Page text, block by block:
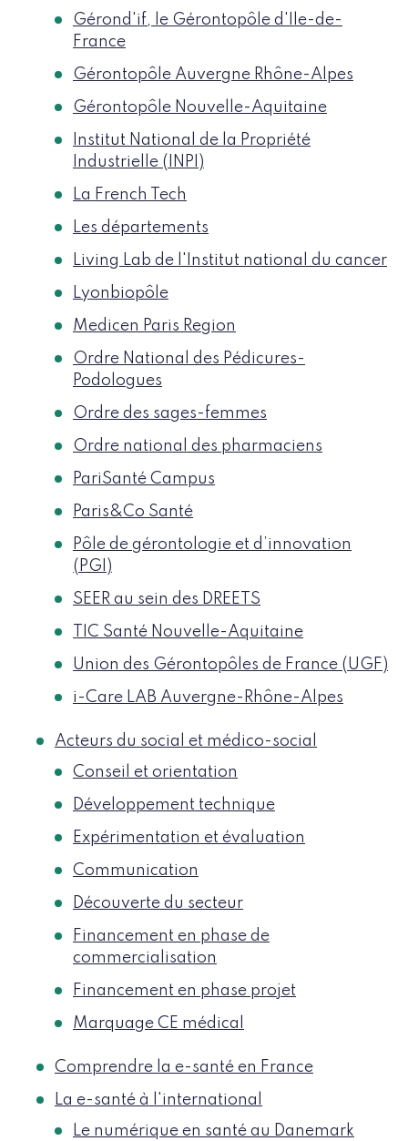
Gérond'if, le Gérontopôle d'Ile-de-
France
Gérontopôle Auvergne Rhône-Alpes
Gérontopôle Nouvelle-Aquitaine
Institut National de la Propriété
Industrielle (INPI)
La French Tech
Les départements
Living Lab de l'Institut national du cancer
Lyonbiopôle
Medicen Paris Region
Ordre National des Pédicures-
Podologues
Ordre des sages-femmes
Ordre national des pharmaciens
PariSanté Campus
Paris&Co Santé
Pôle de gérontologie et d’innovation
(PGI)
SEER au sein des DREETS
TIC Santé Nouvelle-Aquitaine
Union des Gérontopôles de France (UGF)
i-Care LAB Auvergne-Rhône-Alpes
Acteurs du social et médico-social
Conseil et orientation
Développement technique
Expérimentation et évaluation
Communication
Découverte du secteur
Financement en phase de
commercialisation
Financement en phase projet
Marquage CE médical
Comprendre la e-santé en France
La e-santé à l'international
Le numérique en santé au Danemark